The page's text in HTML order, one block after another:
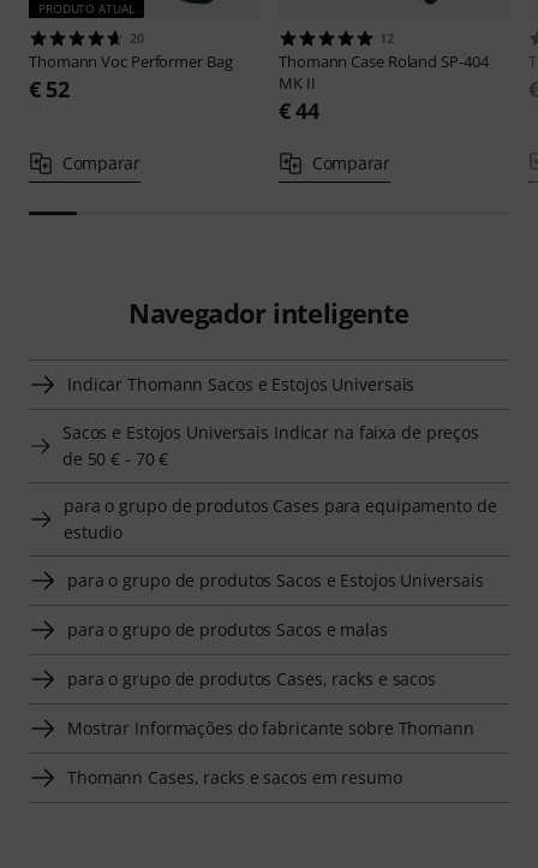
PRODUTO ATUAL
20
ThomannVoc Performer Bag
€ 52
Comparar
12
Thomann Case Roland SP-404
MK II
€ 44
Comparar
Navegador inteligente
Indicar Thomann Sacos e Estojos Universais
Sacos e Estojos Universais Indicar na faixa de preços
de 50 € - 70 €
para o grupo de produtos Cases para equipamento de
estudio
para o grupo de produtos Sacos e Estojos Universais
para o grupo de produtos Sacos e malas
para o grupo de produtos Cases, racks e sacos
Mostrar Informações do fabricante sobre Thomann
Thomann Cases, racks e sacos em resumo